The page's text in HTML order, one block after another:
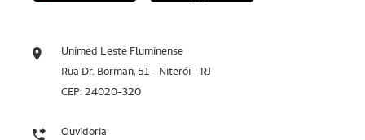
Unimed Leste Fluminense
Rua Dr. Borman, 51 - Niterói - RJ
CEP: 24020-320
Ouvidoria